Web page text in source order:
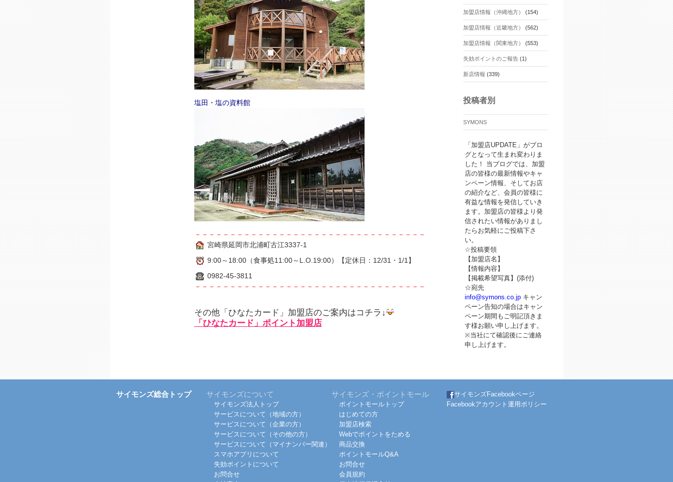
塩田・塩の資料館
－－－－－－－－－－－－－－－－－－－－－－－－－－－－－－－－－
宮崎県延岡市北浦町古江3337-1
9:00～18:00（食事処11:00～L.O.19:00）【定休日：12/31・1/1】
0982-45-3811
－－－－－－－－－－－－－－－－－－－－－－－－－－－－－－－－－
その他「ひなたカード」加盟店のご案内はコチラ↓
「ひなたカード」ポイント加盟店
加盟店情報（沖縄地方） (154)
加盟店情報（近畿地方） (562)
加盟店情報（関東地方） (553)
失効ポイントのご報告(1)
新店情報 (339)
投稿者別
SYMONS
「加盟店UPDATE」がブロ
グとなって生まれ変わりま
した！ 当ブログでは、加盟
店の皆様の最新情報やキャ
ンペーン情報、そしてお店
の紹介など、会員の皆様に
有益な情報を発信していき
ます。加盟店の皆様より発
信されたい情報がありまし
たらお気軽にご投稿下さ
い。
☆投稿要領
【加盟店名】
【情報内容】
【掲載希望写真】(添付)
☆宛先
info@symons.co.jpキャン
ペーン告知の場合はキャン
ペーン期間もご明記頂きま
す様お願い申し上げます。
※当社にて確認後にご連絡
申し上げます。
サイモンズ総合トップ サイモンズについて
サイモンズ法人トップ
サービスについて（地域の方）
サービスについて（企業の方）
サービスについて（その他の方）
サービスについて（マイナンバー関連）
スマホアプリについて
失効ポイントについて
お問合せ
サイモンズ・ポイントモール
ポイントモールトップ
はじめての方
加盟店検索
Webでポイントをためる
商品交換
ポイントモールQ&A
お問合せ
会員規約
サイモンズFacebookページ
Facebookアカウント運用ポリシー